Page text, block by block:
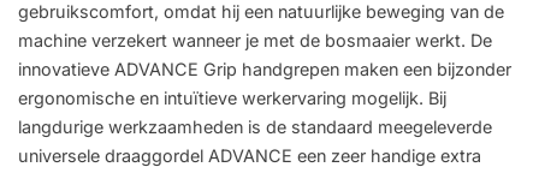
gebruikscomfort, omdat hij een natuurlijke beweging van de
machine verzekert wanneer je met de bosmaaier werkt. De
innovatieve ADVANCE Grip handgrepen maken een bijzonder
ergonomische en intuïtieve werkervaring mogelijk. Bij
langdurige werkzaamheden is de standaard meegeleverde
universele draaggordel ADVANCE een zeer handige extra